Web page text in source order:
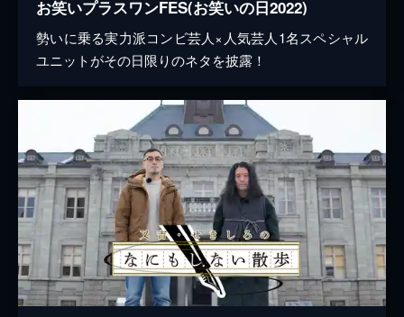
お笑いプラスワンFES(お笑いの日2022)
勢いに乗る実力派コンビ芸人×人気芸人1名スペシャル
ユニットがその日限りのネタを披露！